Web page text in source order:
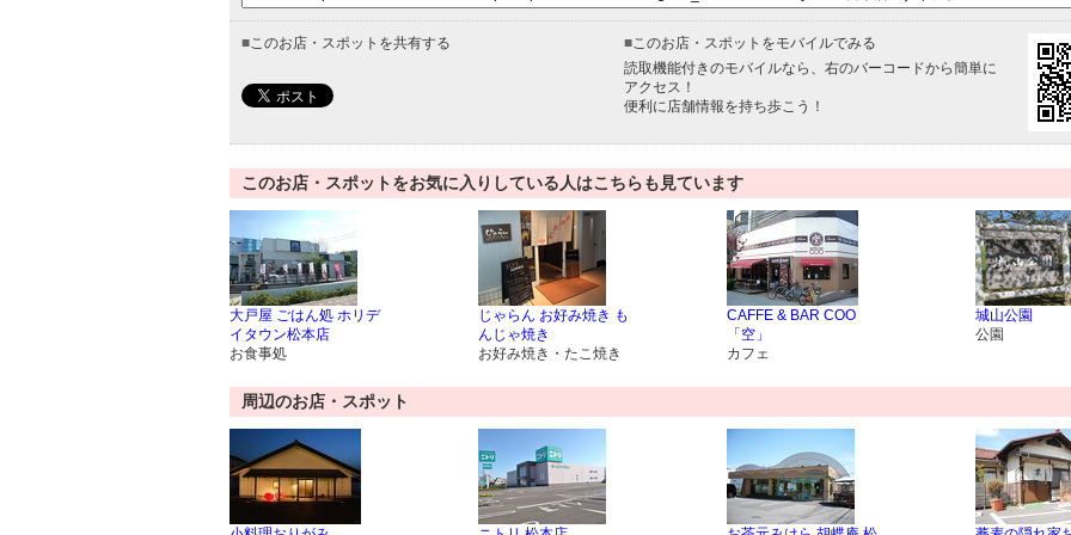
■このお店・スポットを共有する ■このお店・スポットをモバイルでみる
読取機能付きのモバイルなら、右のバーコードから簡単に
アクセス！
便利に店舗情報を持ち歩こう！
このお店・スポットをお気に入りしている人はこちらも見ています
大戸屋 ごはん処 ホリデ
イタウン松本店
お食事処
じゃらん お好み焼き も
んじゃ焼き
お好み焼き・たこ焼き
CAFFE & BAR COO
「空」
カフェ
城山公園
公園
周辺のお店・スポット